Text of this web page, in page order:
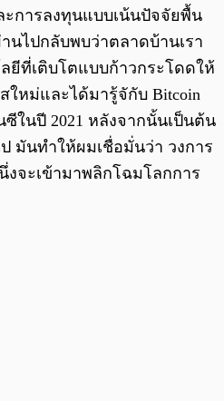
การลงทุนแบบเน้นปัจจัยพื้น
นไปกลับพบว่าตลาดบ้านเรา
ยีที่เติบโตแบบก้าวกระโดดให้
ใหม่และได้มารู้จักับ Bitcoin
ในปี 2021 หลังจากนั้นเป็นต้น
มันทำให้ผมเชื่อมั่นว่า วงการ
จะเข้ามาพลิกโฉมโลกการ